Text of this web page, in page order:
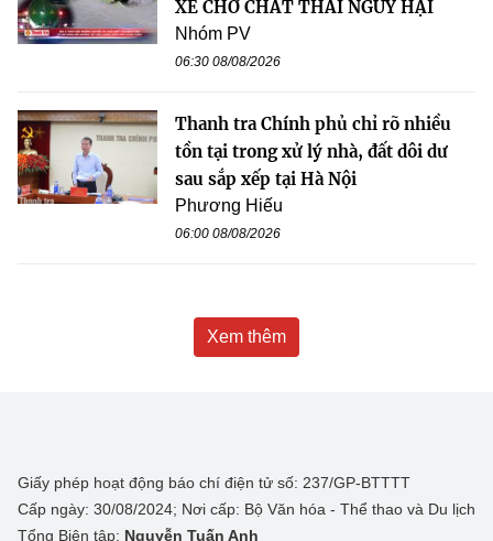
XE CHỞ CHẤT THẢI NGUY HẠI
Nhóm PV
06:30 08/08/2026
Thanh tra Chính phủ chỉ rõ nhiều
tồn tại trong xử lý nhà, đất dôi dư
sau sắp xếp tại Hà Nội
Phương Hiếu
06:00 08/08/2026
Xem thêm
Giấy phép hoạt động báo chí điện tử số: 237/GP-BTTTT
Cấp ngày: 30/08/2024; Nơi cấp: Bộ Văn hóa - Thể thao và Du lịch
Tổng Biên tập: Nguyễn Tuấn Anh